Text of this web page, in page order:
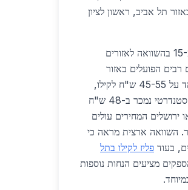
תל אביב, ראשון לציון
מבחינת מחירים, פליז לקילו בקריית אונו זול ב-15-20% בהשוואה לאזורים
רבים הפועלים באזור
המרכז. בשנת 2026, מחיר ממוצע לפליז איכותי עומד על 45-55 ש"ח לקילו,
תלוי בסוג הפליז ובכמות ההזמנה. לדוגמה, פליז צהוב סטנדרטי נמכר ב-48 ש"ח
ירושלים המחירים עולים
בעוד פליז לקילו בתל
מציעים הנחות נוספות